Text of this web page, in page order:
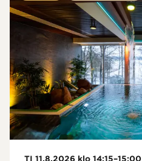
TI 11.8.2026 klo 14:15–15:00